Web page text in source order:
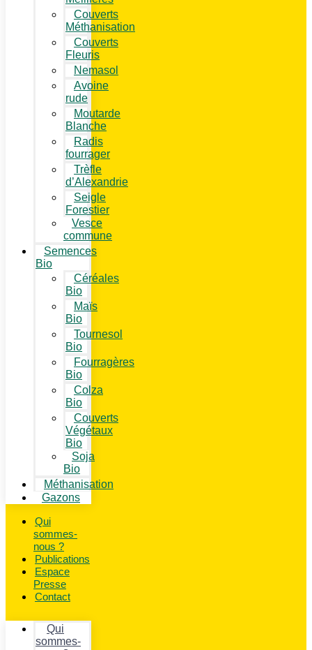
Couverts
Méthanisation
Couverts
Fleuris
Nemasol
Avoine
rude
Moutarde
Blanche
Radis
fourrager
Trèfle
d’Alexandrie
Seigle
Forestier
Vesce
commune
Semences
Bio
Céréales
Bio
Maïs
Bio
Tournesol
Bio
Fourragères
Bio
Colza
Bio
Couverts
Végétaux
Bio
Soja
Bio
Méthanisation
Gazons
Qui
sommes-
nous ?
Publications
Espace
Presse
Contact
Qui
sommes-